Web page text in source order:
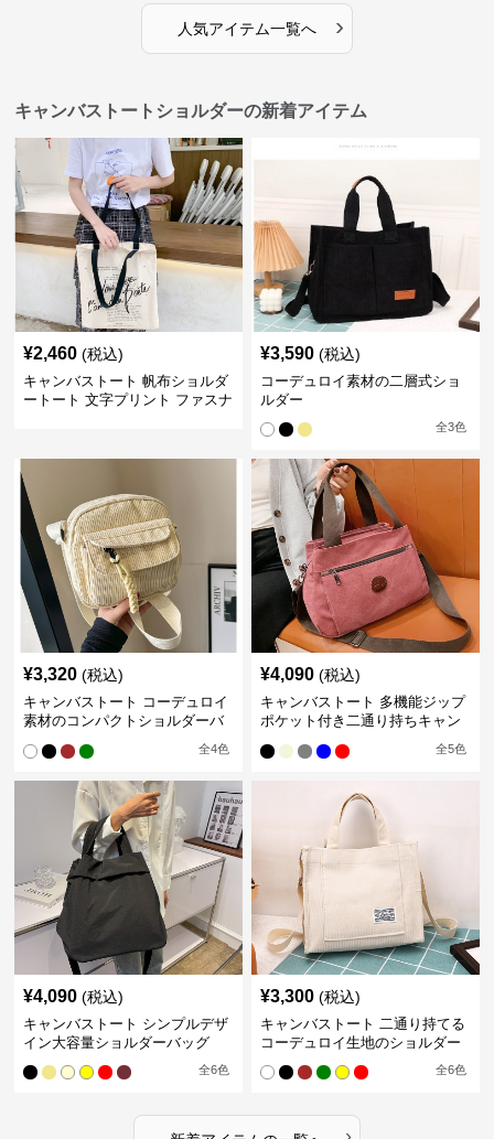
人気アイテム一覧へ ›
キャンバストートショルダーの新着アイテム
¥2,460 (税込)
キャンバストート 帆布ショルダ
ートート 文字プリント ファスナ
¥3,590 (税込)
コーデュロイ素材の二層式ショ
ルダー
全3色
¥3,320 (税込)
キャンバストート コーデュロイ
素材のコンパクトショルダーバ
全4色
¥4,090 (税込)
キャンバストート 多機能ジップ
ポケット付き二通り持ちキャン
全5色
¥4,090 (税込)
キャンバストート シンプルデザ
イン大容量ショルダーバッグ
全6色
¥3,300 (税込)
キャンバストート 二通り持てる
コーデュロイ生地のショルダー
全6色